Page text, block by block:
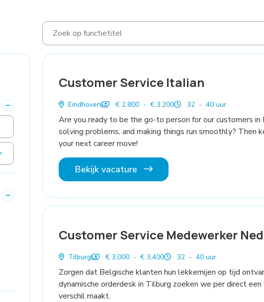
Customer Service Italian
Eindhoven € 2,800 - € 3,200 32 - 40 uur
Are you ready to be the go-to person for our customers
solving problems, and making things run smoothly? Then
your next career move!
Bekijk vacature
Customer Service Medewerker
Tilburg € 3,000 - € 3,400 32 - 40 uur
Zorgen dat Belgische klanten hun lekkernijen op tijd
dynamische orderdesk in Tilburg zoeken we per direct
verschil maakt.